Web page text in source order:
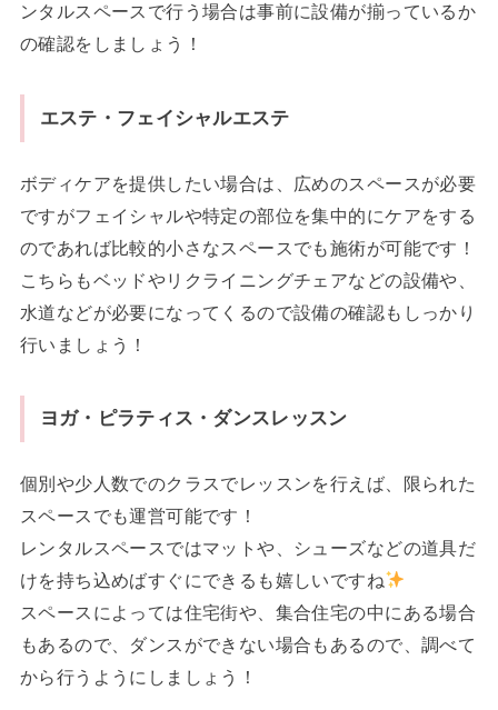
ンタルスペースで行う場合は事前に設備が揃っているか
の確認をしましょう！
エステ・フェイシャルエステ
ボディケアを提供したい場合は、広めのスペースが必要
ですがフェイシャルや特定の部位を集中的にケアをする
のであれば比較的小さなスペースでも施術が可能です！
こちらもベッドやリクライニングチェアなどの設備や、
水道などが必要になってくるので設備の確認もしっかり
行いましょう！
ヨガ・ピラティス・ダンスレッスン
個別や少人数でのクラスでレッスンを行えば、限られた
スペースでも運営可能です！
レンタルスペースではマットや、シューズなどの道具だ
けを持ち込めばすぐにできるも嬉しいですね
スペースによっては住宅街や、集合住宅の中にある場合
もあるので、ダンスができない場合もあるので、調べて
から行うようにしましょう！